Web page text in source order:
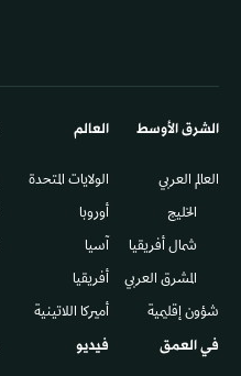
الشرق الأوسط​
العالم العربي
الخليج
شمال أفريقيا
المشرق العربي
شؤون إقليمية
العالم
الولايات المتحدة
أوروبا
آسيا
أفريقيا
أميركا اللاتينية
في العمق فيديو